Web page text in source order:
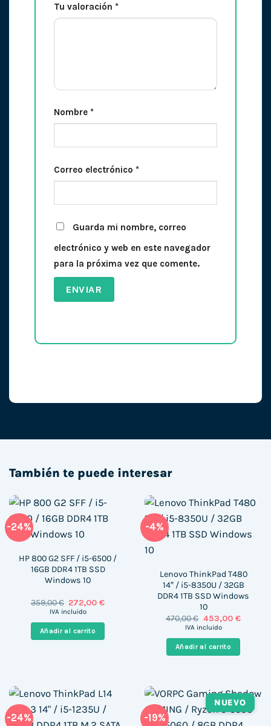
Tu valoración *
Nombre *
Correo electrónico *
Guarda mi nombre, correo
electrónico y web en este navegador
para la próxima vez que comente.
También te puede interesar
-24%
HP 800 G2 SFF / i5-6500 /
16GB DDR4 1TB SSD
Windows 10
359,00€ El
precio
era:
359,00 €.
272,00€El
es:
272,00 €.
IVA incluido
Añadir al carrito
-4%
Lenovo ThinkPad T480
14″ / i5-8350U / 32GB
DDR4 1TB SSD Windows
10
470,00€ El
precio
era:
470,00 €.
453,00 €El
es:
453,00
IVA incluido
Añadir al carrito
-24% -19%
NUEVO